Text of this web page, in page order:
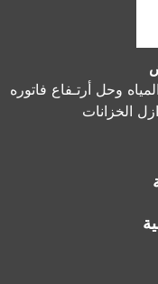
وحل أرتـفاع فاتوره
الخزانات